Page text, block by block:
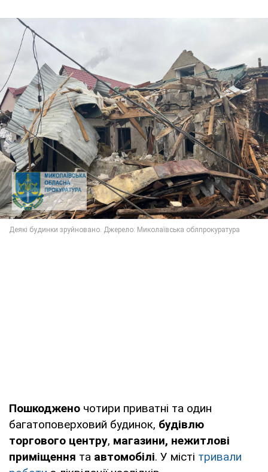
Пошкоджено чотири приватні та один
багатоповерховий будинок, будівлю
торгового центру, магазини, нежитлові
приміщення та автомобілі. У місті тривали